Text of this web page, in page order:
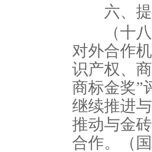
六、提
（十八
对外合作
识产权、
商标金奖”
继续推进
推动与金
合作。（